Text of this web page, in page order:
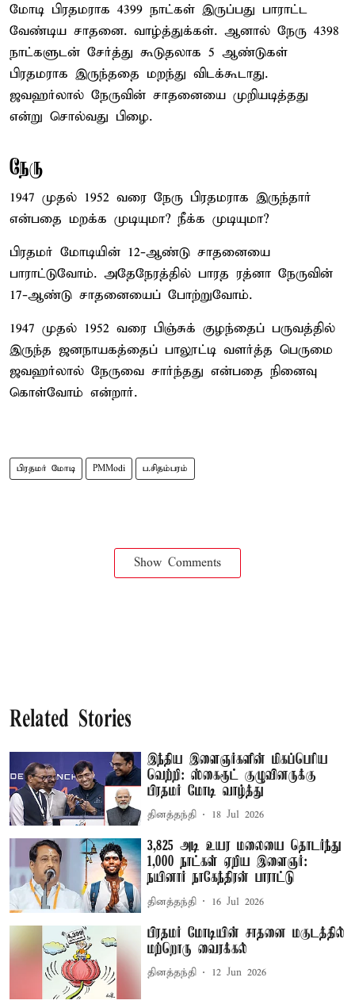
மோடி பிரதமராக 4399 நாட்கள் இருப்பது பாராட்ட
வேண்டிய சாதனை. வாழ்த்துக்கள். ஆனால் நேரு 4398
நாட்களுடன் சேர்த்து கூடுதலாக 5 ஆண்டுகள்
பிரதமராக இருந்ததை மறந்து விடக்கூடாது.
ஜவஹர்லால் நேருவின் சாதனையை முறியடித்தது
என்று சொல்வது பிழை.
நேரு
1947 முதல் 1952 வரை நேரு பிரதமராக இருந்தார்
என்பதை மறக்க முடியுமா? நீக்க முடியுமா?
பிரதமர் மோடியின் 12-ஆண்டு சாதனையை
பாராட்டுவோம். அதேநேரத்தில் பாரத ரத்னா நேருவின்
17-ஆண்டு சாதனையைப் போற்றுவோம்.
1947 முதல் 1952 வரை பிஞ்சுக் குழந்தைப் பருவத்தில்
இருந்த ஜனநாயகத்தைப் பாலூட்டி வளர்த்த பெருமை
ஜவஹர்லால் நேருவை சார்ந்தது என்பதை நினைவு
கொள்வோம் என்றார்.
பிரதமர் மோடி PMModi ப.சிதம்பரம்
Show Comments
Related Stories
இந்திய இளைஞர்களின் மிகப்பெரிய
வெற்றி: ஸ்கைரூட் குழுவினருக்கு
பிரதமர் மோடி வாழ்த்து
தினத்தந்தி 18 Jul 2026
3,825 அடி உயர மலையை தொடர்ந்து
1,000 நாட்கள் ஏறிய இளைஞர்:
நயினார் நாகேந்திரன் பாராட்டு
தினத்தந்தி 16 Jul 2026
பிரதமர் மோடியின் சாதனை மகுடத்தில்
மற்றொரு வைரக்கல்
தினத்தந்தி 12 Jun 2026